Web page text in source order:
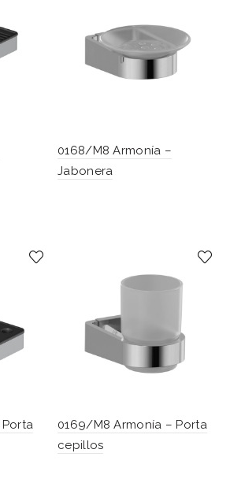
0168/M8 Armonía –
Jabonera
0169/M8 Armonía – Porta
cepillos
que decirme: Hola